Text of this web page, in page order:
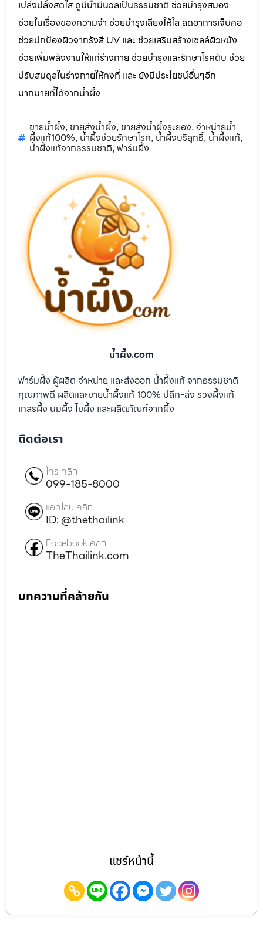
เปล่งปลั่งสดใส ดูมีน้ำมีนวลเป็นธรรมชาติ ช่วยบำรุงสมอง
ช่วยในเรื่องของความจำ ช่วยบำรุงเสียงให้ใส ลดอาการเจ็บคอ
ช่วยปกป้องผิวจากรังสี UV และ ช่วยเสริมสร้างเซลล์ผิวหนัง
ช่วยเพิ่มพลังงานให้แก่ร่างกาย ช่วยบำรุงและรักษาโรคตับ ช่วย
ปรับสมดุลในร่างกายให้คงที่ และ ยังมีประโยชน์อื่นๆอีก
มากมายที่ได้จากน้ำผึ้ง
ขายน้ำผึ้ง, ขายส่งน้ำผึ้ง, ขายส่งน้ำผึ้งระยอง, จำหน่ายน้ำ
ผึ้งแท้100%, น้ำผึ้งช่วยรักษาโรค, น้ำผึ้งบริสุทธิ์, น้ำผึ้งแท้,
น้ำผึ้งแท้จากธรรมชาติ, ฟาร์มผึ้ง
น้ำผึ้ง.com
ฟาร์มผึ้ง ผู้ผลิต จำหน่าย และส่งออก น้ำผึ้งแท้ จากธรรมชาติ
คุณภาพดี ผลิตและขายน้ำผึ้งแท้ 100% ปลีก-ส่ง รวงผึ้งแท้
เกสรผึ้ง นมผึ้ง ไขผึ้ง และผลิตภัณฑ์จากผึ้ง
ติดต่อเรา
โทร คลิก
099-185-8000
แอดไลน์ คลิก
ID: @thethailink
Facebook คลิก
TheThailink.com
บทความที่คล้ายกัน
แชร์หน้านี้